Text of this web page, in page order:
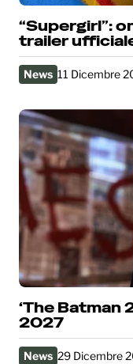
“Supergirl”:
trailer
News 11 Dicembre
‘The Batman
2027
News 29 Dicembre